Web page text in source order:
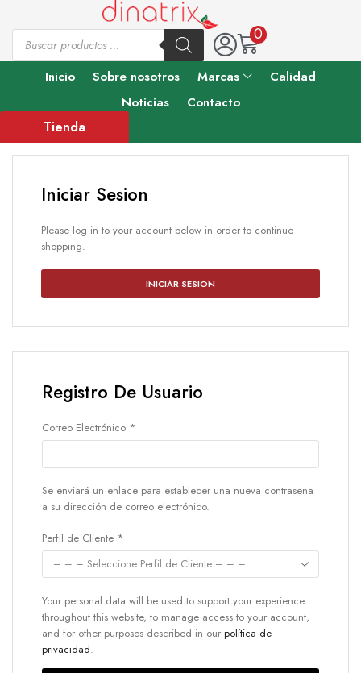
0
Inicio Sobre nosotros Marcas
Calidad
Noticias
Contacto
Tienda
Iniciar Sesion
Please log in to your account below in order to continue
shopping.
INICIAR SESION
Registro De Usuario
Correo Electrónico *
Se enviará un enlace para establecer una nueva contraseña
a su dirección de correo electrónico.
Perfil de Cliente *
Your personal data will be used to support your experience
throughout this website, to manage access to your account,
and for other purposes described in our política de
privacidad.